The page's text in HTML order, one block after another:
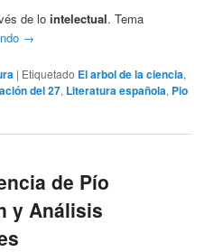
de lointelectual. Tema
→
| Etiquetado El arbol de la ciencia,
del 27, Literatura española, Pio
de Pío
y Análisis